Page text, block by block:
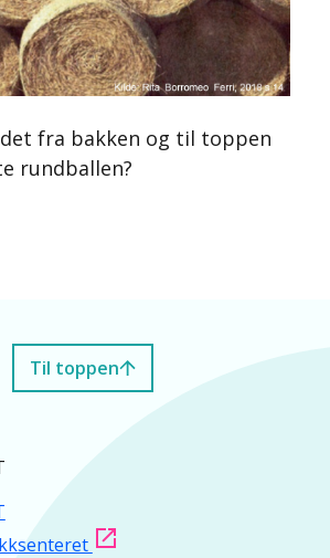
fra bakken og til toppen
rundballen?
Til toppen